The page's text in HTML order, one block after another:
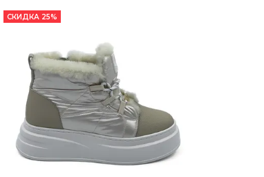
СКИДКА 25%